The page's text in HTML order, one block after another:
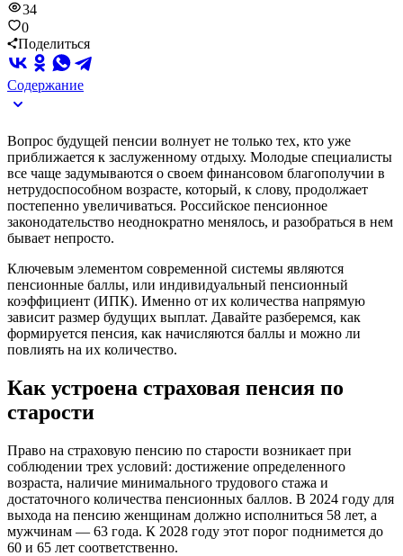
34
0
Поделиться
Содержание
Вопрос будущей пенсии волнует не только тех, кто уже
приближается к заслуженному отдыху. Молодые специалисты
все чаще задумываются о своем финансовом благополучии в
нетрудоспособном возрасте, который, к слову, продолжает
постепенно увеличиваться. Российское пенсионное
законодательство неоднократно менялось, и разобраться в нем
бывает непросто.
Ключевым элементом современной системы являются
пенсионные баллы, или индивидуальный пенсионный
коэффициент (ИПК). Именно от их количества напрямую
зависит размер будущих выплат. Давайте разберемся, как
формируется пенсия, как начисляются баллы и можно ли
повлиять на их количество.
Как устроена страховая пенсия по
старости
Право на страховую пенсию по старости возникает при
соблюдении трех условий: достижение определенного
возраста, наличие минимального трудового стажа и
достаточного количества пенсионных баллов. В 2024 году для
выхода на пенсию женщинам должно исполниться 58 лет, а
мужчинам — 63 года. К 2028 году этот порог поднимется до
60 и 65 лет соответственно.